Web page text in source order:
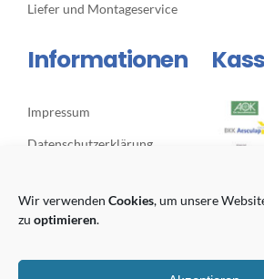
Wir verwenden Cookies, um unsere
zu optimieren.
Liefer und Montageservice
Informationen
Impressum
Datenschutzerklärung
Google Route Planner